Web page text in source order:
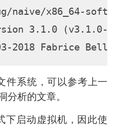
naive/x86_64-
3.1.0
件系统，可以参考上一
分析的文章。
下启动虚拟机，因此使